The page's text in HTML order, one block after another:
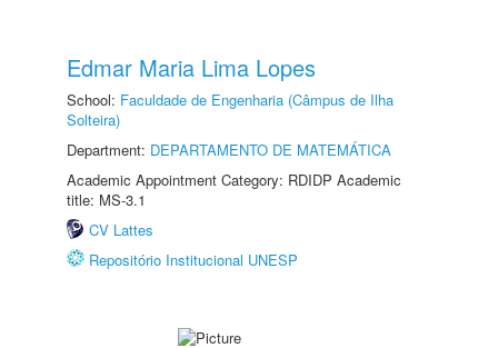
Edmar Maria Lima Lopes
School: Faculdade de Engenharia (Câmpus de Ilha
Solteira)
Department: DEPARTAMENTO DE MATEMÁTICA
Academic Appointment Category: RDIDP Academic
title: MS-3.1
CV Lattes
Repositório Institucional UNESP